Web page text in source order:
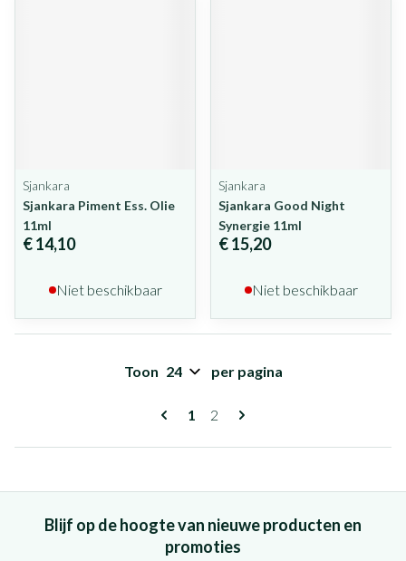
Sjankara
Sjankara Piment Ess. Olie
11ml
€ 14,10
Niet beschikbaar
Sjankara
Sjankara Good Night
Synergie 11ml
€ 15,20
Niet beschikbaar
Pagina's
U lees momenteel pagina
1 Pagina
2
Toon per pagina
Blijf op de hoogte van nieuwe producten en
promoties